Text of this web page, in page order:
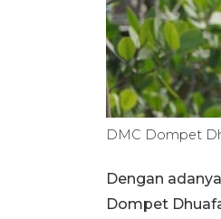
DMC Dompet
Dengan
Dompet